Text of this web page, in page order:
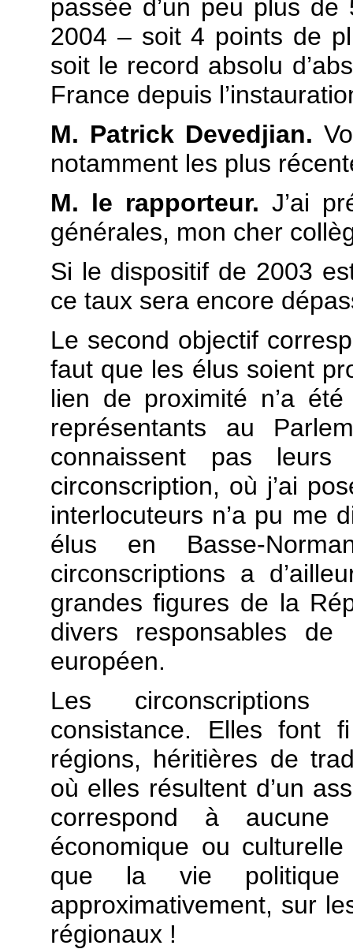
passée d’un peu plus
2004 – soit 4 points de
soit le record absolu
France depuis
M. Patrick Devedjian.
notamment les plus
M. le rapporteur. J’ai
générales, mon cher
Si le dispositif de 2003
ce taux sera encore
Le second objectif
faut que les élus soient
lien de proximité n’a
représentants au
connaissent pas
circonscription, où j’ai
interlocuteurs n’a pu me
élus en Basse-
circonscriptions a
grandes figures de la
divers responsables
européen.
Les circonscriptions
consistance. Elles font
régions, héritières de
où elles résultent d’un
correspond à aucune
économique ou
que la vie
approximativement, sur
régionaux !